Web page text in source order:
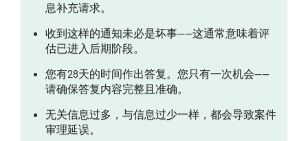
息补充请求。
收到这样的通知未必是坏事——这通常意味着评
估已进入后期阶段。
您有28天的时间作出答复。您只有一次机会——
请确保答复内容完整且准确。
无关信息过多，与信息过少一样，都会导致案件
审理延误。